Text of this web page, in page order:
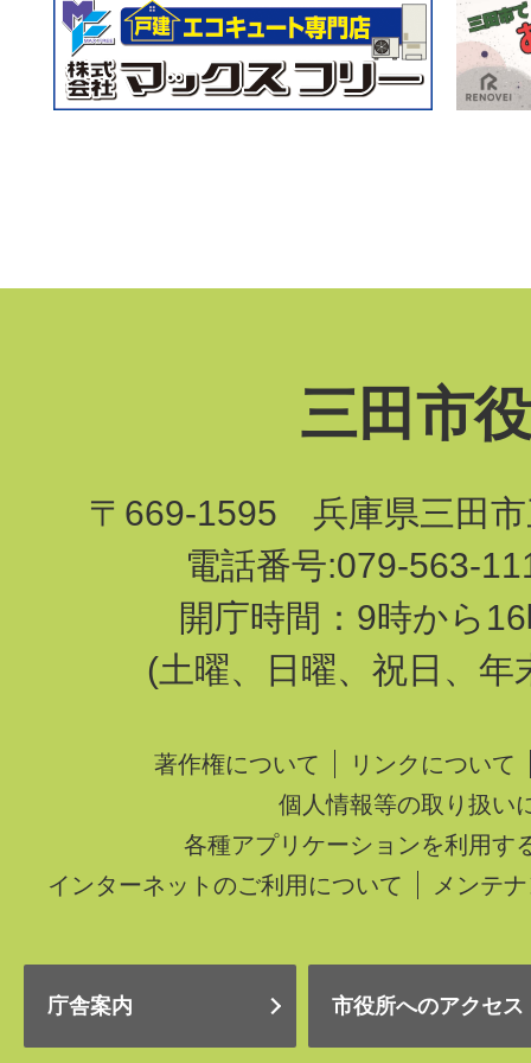
三田市
〒669-1595 兵庫県三田市
電話番号:079-563-
開庁時間：9時から
(土曜、日曜、祝日、年
著作権について
リンクについて
個人情報等の取り扱い
各種アプリケーションを利用す
インターネットのご利用について
メンテ
庁舎案内 市役所へのアクセス